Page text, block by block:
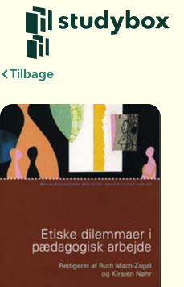
Tilbage